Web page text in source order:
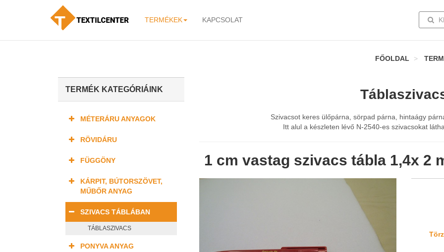
TERMÉKEK KAPCSOLAT
FŐOLDAL
Szivacsot keres ülőpárna, sörpad párna, hintaágy
Itt alul a készleten lévő N-2540-es szivacsokat
1 cm vastag szivacs tábla 1,4x 2
TERMÉK KATEGÓRIÁINK
MÉTERÁRU ANYAGOK
RÖVIDÁRU
FÜGGÖNY
KÁRPIT, BÚTORSZÖVET,
MŰBŐR ANYAG
SZIVACS TÁBLÁBAN
TÁBLASZIVACS
PONYVA ANYAG